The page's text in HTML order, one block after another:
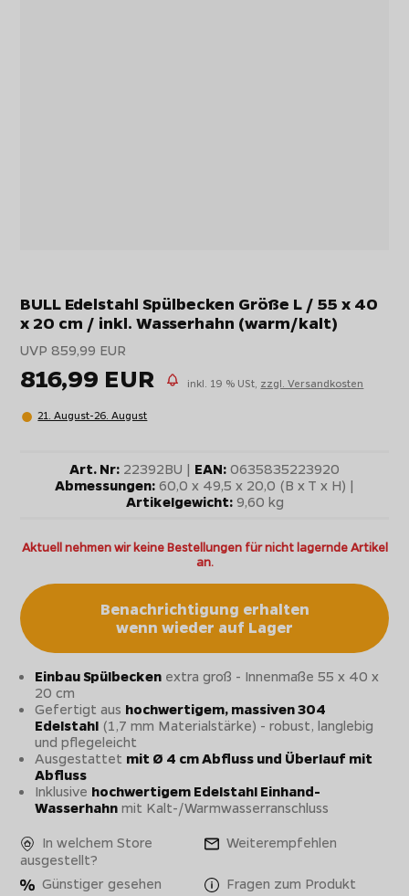
BULL Edelstahl Spülbecken Größe L / 55 x 40
x 20 cm / inkl. Wasserhahn (warm/kalt)
UVP 859,99 EUR
816,99 EUR inkl. 19 % USt, zzgl. Versandkosten
21. August-26. August
Art. Nr: 22392BU | EAN: 0635835223920
Abmessungen: 60,0 x 49,5 x 20,0 (B x T x H) |
Artikelgewicht:9,60 kg
Aktuell nehmen wir keine Bestellungen für nicht lagernde Artikel
an.
Benachrichtigung erhalten
wenn wieder auf Lager
Einbau Spülbecken extra groß - Innenmaße 55 x 40 x
20 cm
Gefertigt aus hochwertigem, massiven 304
Edelstahl (1,7 mm Materialstärke) - robust, langlebig
und pflegeleicht
Ausgestattet mit Ø 4 cm Abfluss und Überlauf mit
Abfluss
Inklusive hochwertigem Edelstahl Einhand-
Wasserhahn mit Kalt-/Warmwasserranschluss
In welchem Store
ausgestellt?
Weiterempfehlen
Günstiger gesehen Fragen zum Produkt